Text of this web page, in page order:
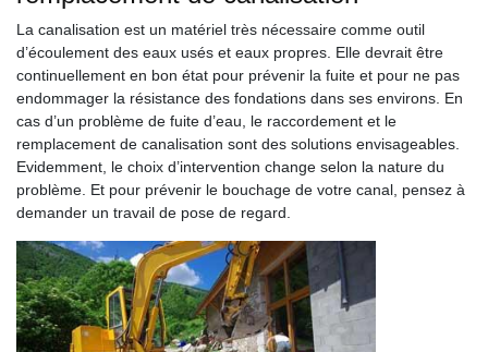
La canalisation est un matériel très nécessaire comme outil
d’écoulement des eaux usés et eaux propres. Elle devrait être
continuellement en bon état pour prévenir la fuite et pour ne pas
endommager la résistance des fondations dans ses environs. En
cas d’un problème de fuite d’eau, le raccordement et le
remplacement de canalisation sont des solutions envisageables.
Evidemment, le choix d’intervention change selon la nature du
problème. Et pour prévenir le bouchage de votre canal, pensez à
demander un travail de pose de regard.